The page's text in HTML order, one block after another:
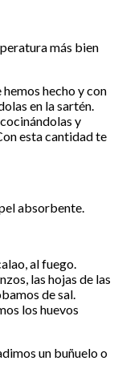
más bien
hecho y con
en la sartén.
y
esta cantidad te
absorbente.
al fuego.
las hojas de las
de sal.
los huevos
un buñuelo o